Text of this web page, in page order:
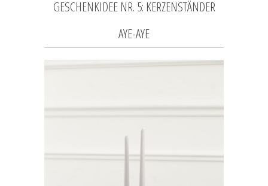
GESCHENKIDEE NR. 5: KERZENSTÄNDER
AYE-AYE